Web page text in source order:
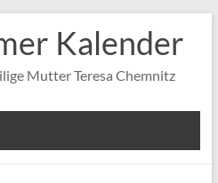
Kalender
Mutter Teresa Chemnitz